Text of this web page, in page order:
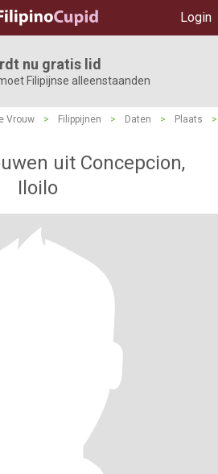
Login
nu gratis lid
Filipijnse alleenstaanden
Vrouw > Filippijnen > Daten > Plaats
>
uit Concepcion,
Iloilo